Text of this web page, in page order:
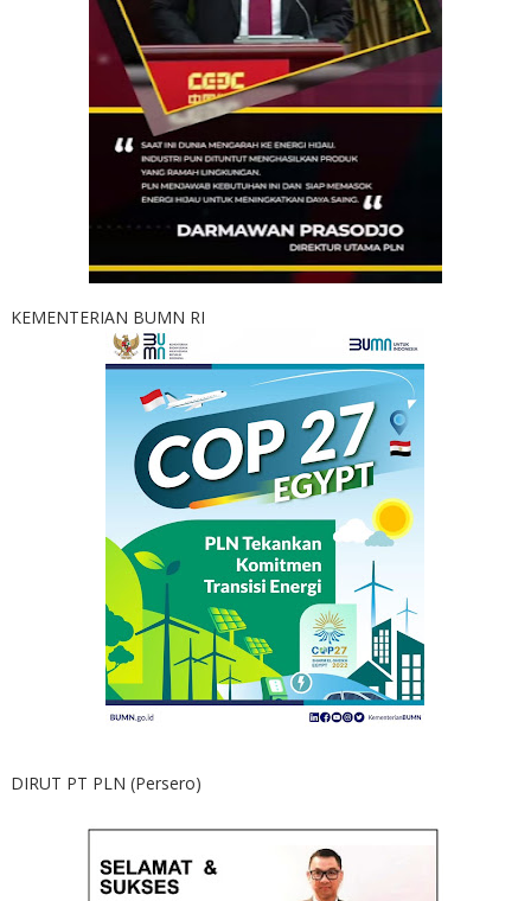
KEMENTERIAN BUMN RI
DIRUT PT PLN (Persero)